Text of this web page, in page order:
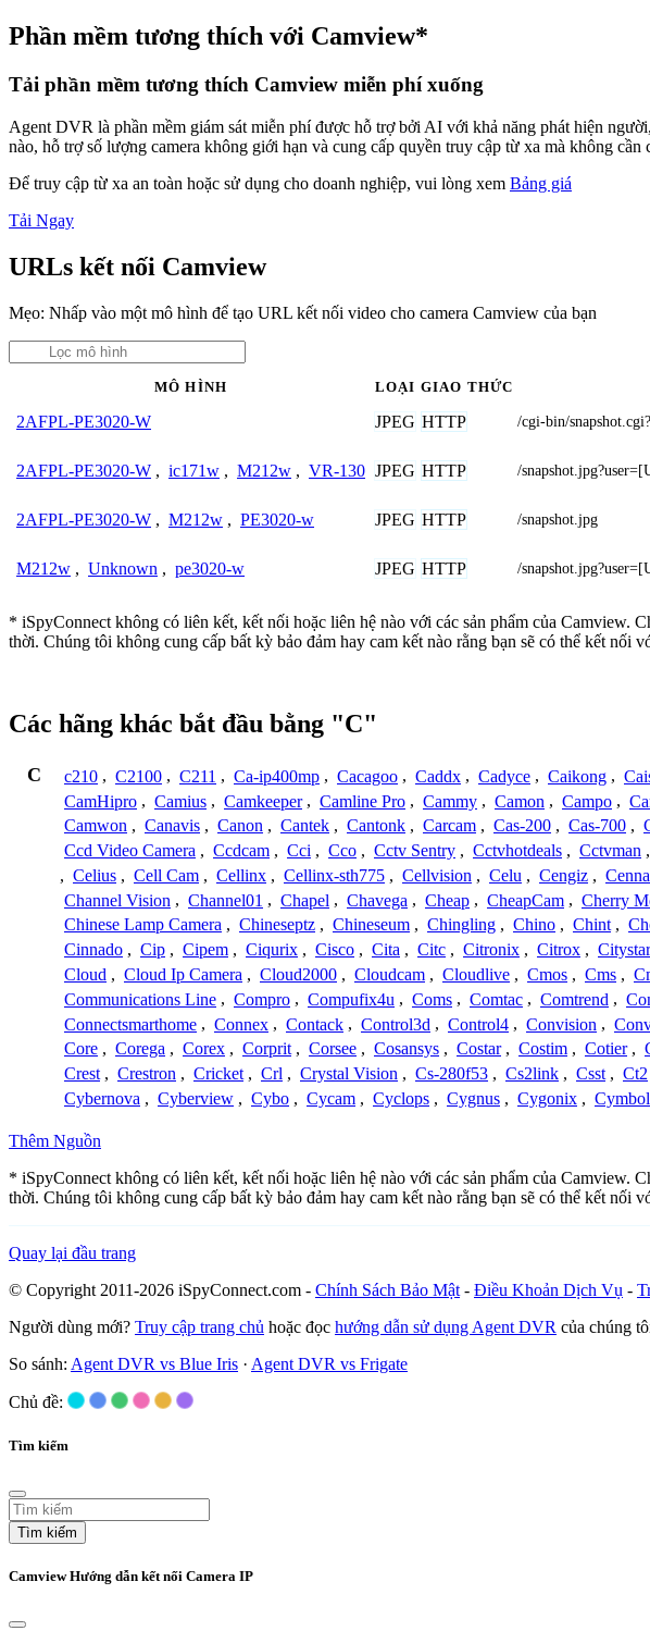
Phần mềm tương thích với Camview*
Tải phần mềm tương thích Camview miễn phí xuống
Agent DVR là phần mềm giám sát miễn phí được hỗ trợ bởi AI với khả năng phát hiện
nào, hỗ trợ số lượng camera không giới hạn và cung cấp quyền truy cập từ xa mà không
Để truy cập từ xa an toàn hoặc sử dụng cho doanh nghiệp, vui lòng xem Bảng giá
Tải Ngay
URLs kết nối Camview
Mẹo: Nhấp vào một mô hình để tạo URL kết nối video cho camera Camview của bạn
MÔ HÌNH LOẠI GIAO THỨC
2AFPL-PE3020-W JPEG HTTP /cgi-bin/
2AFPL-PE3020-W , ic171w , M212w , VR-130 JPEG HTTP /
2AFPL-PE3020-W , M212w , PE3020-w JPEG HTTP /snapshot.jpg
M212w , Unknown , pe3020-w JPEG HTTP /
* iSpyConnect không có liên kết, kết nối hoặc liên hệ nào với các sản phẩm của Camview.
thời. Chúng tôi không cung cấp bất kỳ bảo đảm hay cam kết nào rằng bạn sẽ có thể kết nối
Các hãng khác bắt đầu bằng "C"
C c210 , C2100 , C211 , Ca-ip400mp , Cacagoo , Caddx , Cadyce , Caikong ,
CamHipro , Camius , Camkeeper , Camline Pro , Cammy , Camon , Campo ,
Camwon , Canavis , Canon , Cantek , Cantonk , Carcam , Cas-200 , Cas-700 ,
Ccd Video Camera , Ccdcam , Cci , Cco , Cctv Sentry , Cctvhotdeals , Cctvman ,
, Celius , Cell Cam , Cellinx , Cellinx-sth775 , Cellvision , Celu , Cengiz ,
Channel Vision , Channel01 , Chapel , Chavega , Cheap , CheapCam , Cherry
Chinese Lamp Camera , Chineseptz , Chineseum , Chingling , Chino , Chint ,
Cinnado , Cip , Cipem , Ciqurix , Cisco , Cita , Citc , Citronix , Citrox , Citystar
Cloud , Cloud Ip Camera , Cloud2000 , Cloudcam , Cloudlive , Cmos , Cms ,
Communications Line , Compro , Compufix4u , Coms , Comtac , Comtrend ,
Connectsmarthome , Connex , Contack , Control3d , Control4 , Convision ,
Core , Corega , Corex , Corprit , Corsee , Cosansys , Costar , Costim , Cotier ,
Crest , Crestron , Cricket , Crl , Crystal Vision , Cs-280f53 , Cs2link , Csst , Ct2
Cybernova , Cyberview , Cybo , Cycam , Cyclops , Cygnus , Cygonix , Cymbol
Thêm Nguồn
* iSpyConnect không có liên kết, kết nối hoặc liên hệ nào với các sản phẩm của Camview.
thời. Chúng tôi không cung cấp bất kỳ bảo đảm hay cam kết nào rằng bạn sẽ có thể kết nối
Quay lại đầu trang
© Copyright 2011-2026 iSpyConnect.com - Chính Sách Bảo Mật - Điều Khoản Dịch Vụ -
Người dùng mới? Truy cập trang chủ hoặc đọc hướng dẫn sử dụng Agent DVR của chúng
So sánh: Agent DVR vs Blue Iris · Agent DVR vs Frigate
Chủ đề:
Tìm kiếm
Tìm kiếm
Camview Hướng dẫn kết nối Camera IP